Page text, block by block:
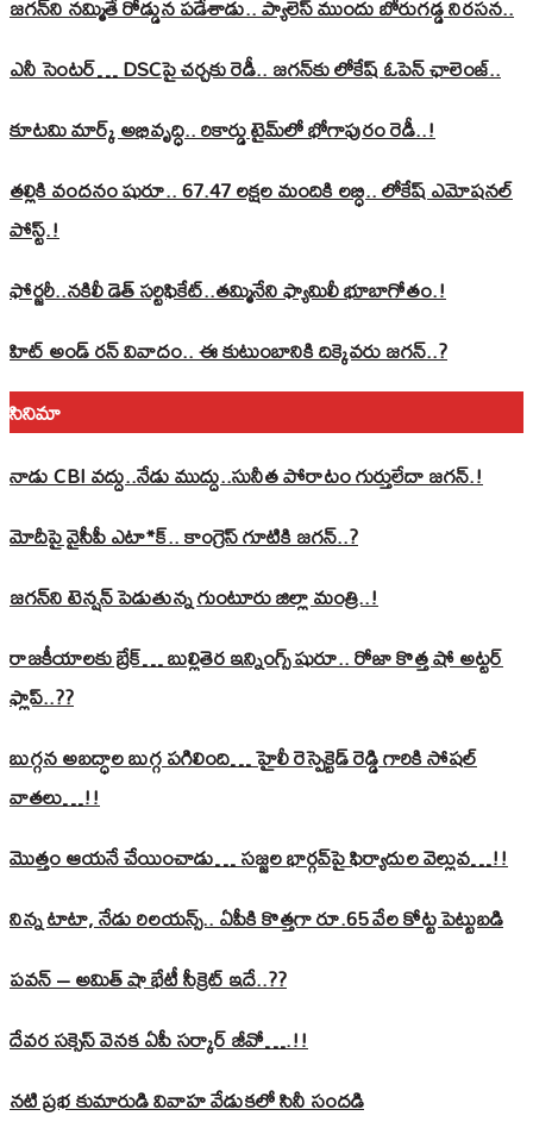
ఎనీ సెంటర్‌… DSCపై చర్చకు రెడీ.. జగన్‌కు లోకేష్‌ ఓపెన్ ఛాలెంజ్..
కూటమి మార్క్ అభివృద్ధి.. రికార్డు టైమ్‌లో భోగాపురం రెడీ..!
తల్లికి వందనం షురూ.. 67.47 లక్షల మందికి లబ్ధి.. లోకేష్‌ ఎమోషనల్
పోస్ట్‌.!
ఫోర్జరీ..నకిలీ డెత్ సర్టిఫికేట్..తమ్మినేని ఫ్యామిలీ భూబాగోతం.!
హిట్ అండ్ రన్ వివాదం.. ఈ కుటుంబానికి దిక్కెవరు జగన్..?
సినిమా
నాడు CBI వద్దు..నేడు ముద్దు..సునీత పోరాటం గుర్తులేదా జగన్.!
మోదీపై వైసీపీ ఎటా*క్.. కాంగ్రెస్ గూటికి జగన్..?
జగన్‌ని టెన్షన్‌ పెడుతున్న గుంటూరు జిల్లా మంత్రి..!
రాజకీయాలకు బ్రేక్… బుల్లితెర ఇన్నింగ్స్ షురూ.. రోజా కొత్త షో అట్టర్
ఫ్లాప్..??
బుగ్గన అబద్ధాల బుగ్గ పగిలింది… హైలీ రెస్పెక్టెడ్‌ రెడ్డి గారికి సోషల్‌
వాతలు…!!
మొత్తం ఆయనే చేయించాడు… సజ్జల భార్గవ్‌పై ఫిర్యాదుల వెల్లువ…!!
నిన్న టాటా, నేడు రిలయన్స్.. ఏపీకి కొత్తగా రూ.65 వేల కోట్ట పెట్టుబడి
పవన్‌ – అమిత్‌ షా భేటీ సీక్రెట్‌ ఇదే..??
దేవర సక్సెస్‌ వెనక ఏపీ సర్కార్‌ జీవో….!!
నటి ప్రభ కుమారుడి వివాహ వేడుకలో సినీ సందడి